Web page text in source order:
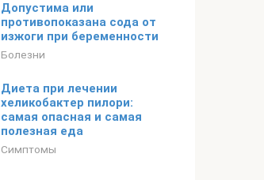
Допустима или
противопоказана сода от
изжоги при беременности
Болезни
Диета при лечении
хеликобактер пилори:
самая опасная и самая
полезная еда
Симптомы